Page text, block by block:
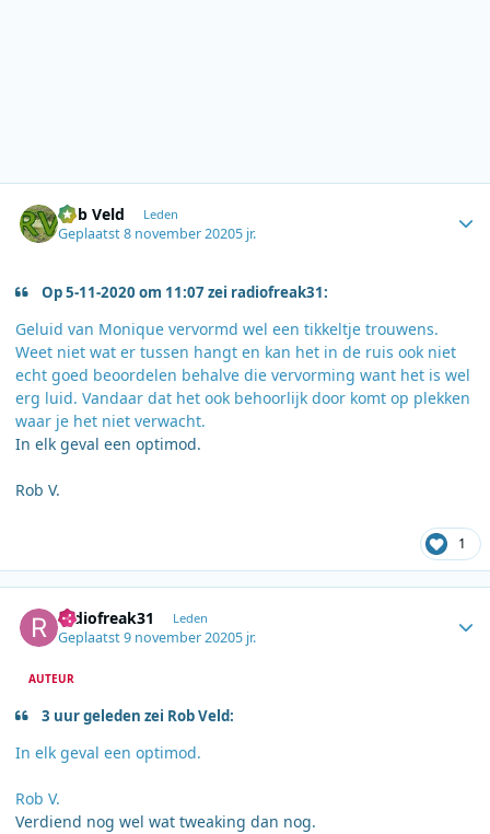
Rob Veld Leden
Geplaatst8 november 20205 jr.
Op 5-11-2020 om 11:07 zei radiofreak31:
Geluid van Monique vervormd wel een tikkeltje trouwens.
Weet niet wat er tussen hangt en kan het in de ruis ook niet
echt goed beoordelen behalve die vervorming want het is wel
erg luid. Vandaar dat het ook behoorlijk door komt op plekken
waar je het niet verwacht.
In elk geval een optimod.
Rob V.
1
radiofreak31 Leden
Geplaatst9 november 20205 jr.
AUTEUR
3 uur geleden zei Rob Veld:
In elk geval een optimod.
Rob V.
Verdiend nog wel wat tweaking dan nog.